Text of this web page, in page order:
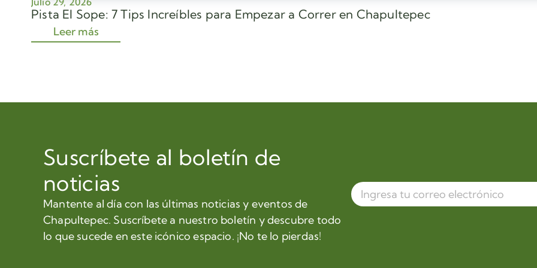
Pista El Sope: 7 Tips Increíbles para Empezar a Correr en Chapultepec
Leer más
Suscríbete al boletín de
noticias
Mantente al día con las últimas noticias y eventos de
Chapultepec. Suscríbete a nuestro boletín y descubre todo
lo que sucede en este icónico espacio. ¡No te lo pierdas!